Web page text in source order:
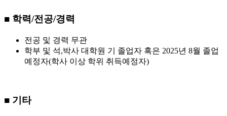
■ 학력/전공/경력
전공 및 경력 무관
학부 및 석,박사 대학원 기 졸업자 혹은 2025년 8월 졸업
예정자(학사 이상 학위 취득예정자)
■ 기타